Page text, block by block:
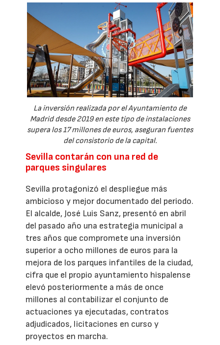
La inversión realizada por el Ayuntamiento de
Madrid desde 2019 en este tipo de instalaciones
supera los 17 millones de euros, aseguran fuentes
del consistorio de la capital.
Sevilla contarán con una red de
parques singulares
Sevilla protagonizó el despliegue más
ambicioso y mejor documentado del periodo.
El alcalde, José Luis Sanz, presentó en abril
del pasado año una estrategia municipal a
tres años que compromete una inversión
superior a ocho millones de euros para la
mejora de los parques infantiles de la ciudad,
cifra que el propio ayuntamiento hispalense
elevó posteriormente a más de once
millones al contabilizar el conjunto de
actuaciones ya ejecutadas, contratos
adjudicados, licitaciones en curso y
proyectos en marcha.